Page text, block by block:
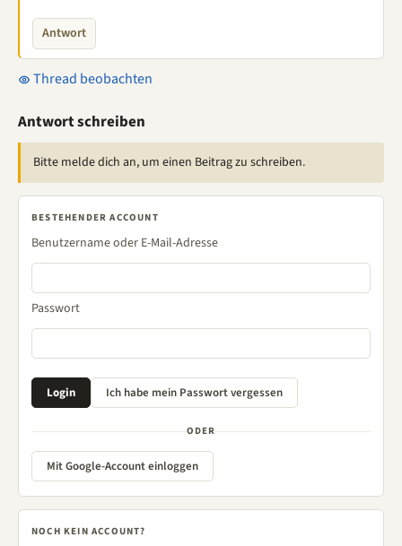
Antwort
Thread beobachten
Antwort schreiben
Bitte melde dich an, um einen Beitrag zu schreiben.
BESTEHENDER ACCOUNT
Benutzername oder E-Mail-Adresse
Passwort
ODER
Mit Google-Account einloggen
NOCH KEIN ACCOUNT?